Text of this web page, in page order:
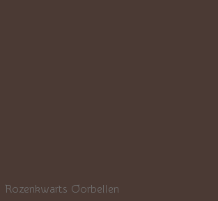
Rozenkwarts Oorbellen